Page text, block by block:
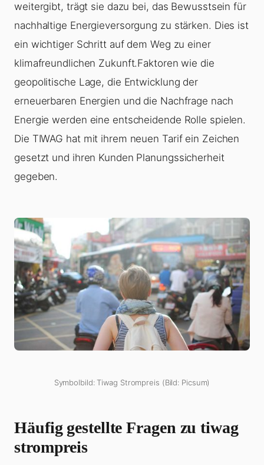
weitergibt, trägt sie dazu bei, das Bewusstsein für
nachhaltige Energieversorgung zu stärken. Dies ist
ein wichtiger Schritt auf dem Weg zu einer
klimafreundlichen Zukunft.Faktoren wie die
geopolitische Lage, die Entwicklung der
erneuerbaren Energien und die Nachfrage nach
Energie werden eine entscheidende Rolle spielen.
Die TIWAG hat mit ihrem neuen Tarif ein Zeichen
gesetzt und ihren Kunden Planungssicherheit
gegeben.
Symbolbild: Tiwag Strompreis (Bild: Picsum)
Häufig gestellte Fragen zutiwag
strompreis